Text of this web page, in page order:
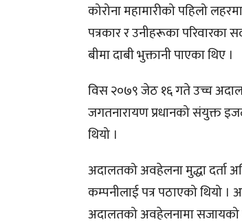
कोरोना महामारीको पहिलो
पत्रकार र उनीहरूका परिवारका
बीमा दाबी भुक्तानी पाएका थिए ।
विस २०७९ जेठ १६ गते उच्च
जगतनारायण प्रधानको संयुक्त
थियो ।
अदालतको अवहेलना मुद्धा दर्ता
कम्पनीलाई पत्र पठाएको थियो
अदालतको अवहेलनामा सजायको